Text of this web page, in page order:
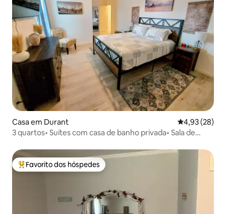
Casa em Durant Classificação
4,93 (28)
3 quartos• Suítes com casa de banho privada• Sala de
Favoritos dos hóspedes mais apreciados
Favorito dos hóspedes